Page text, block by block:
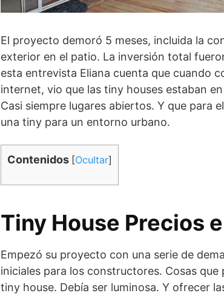
El proyecto demoró 5 meses, incluida la
exterior en el patio. La inversión total
esta entrevista Eliana cuenta que cuando
internet, vio que las tiny houses estaban
Casi siempre lugares abiertos. Y que para
una tiny para un entorno urbano.
Contenidos [Ocultar]
Tiny House Precios
Empezó su proyecto con una serie de
iniciales para los constructores. Cosas que
tiny house. Debía ser luminosa. Y ofrecer